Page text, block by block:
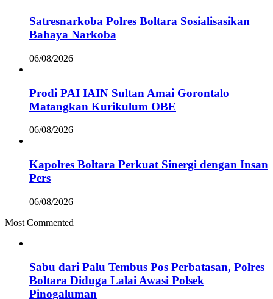
Satresnarkoba Polres Boltara Sosialisasikan
Bahaya Narkoba
06/08/2026
Prodi PAI IAIN Sultan Amai Gorontalo
Matangkan Kurikulum OBE
06/08/2026
Kapolres Boltara Perkuat Sinergi dengan Insan
Pers
06/08/2026
Most Commented
Sabu dari Palu Tembus Pos Perbatasan, Polres
Boltara Diduga Lalai Awasi Polsek
Pinogaluman